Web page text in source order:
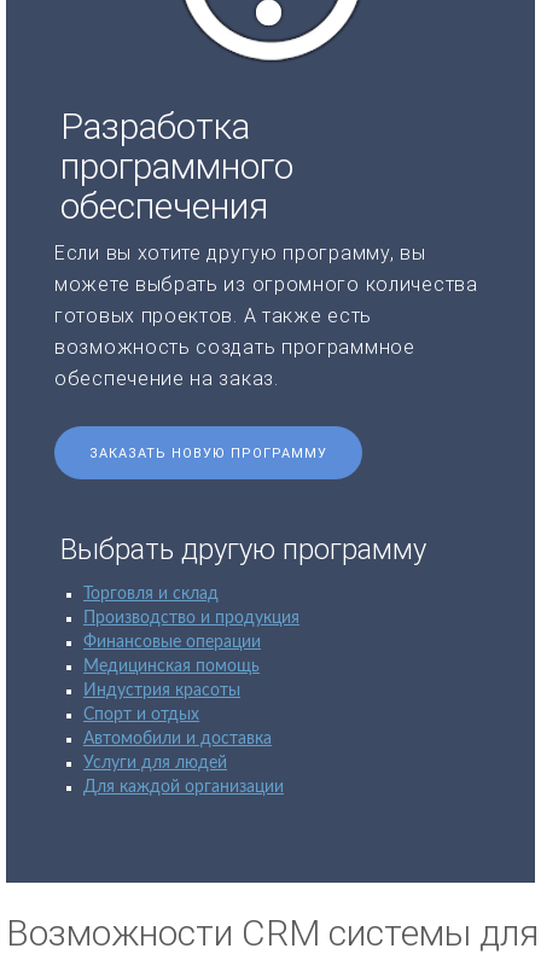
Разработка
программного
обеспечения
Если вы хотите другую программу, вы
можете выбрать из огромного количества
готовых проектов. А также есть
возможность создать программное
обеспечение на заказ.
ЗАКАЗАТЬ НОВУЮ ПРОГРАММУ
Выбрать другую программу
Торговля и склад
Производство и продукция
Финансовые операции
Медицинская помощь
Индустрия красоты
Спорт и отдых
Автомобили и доставка
Услуги для людей
Для каждой организации
Возможности CRM системы для